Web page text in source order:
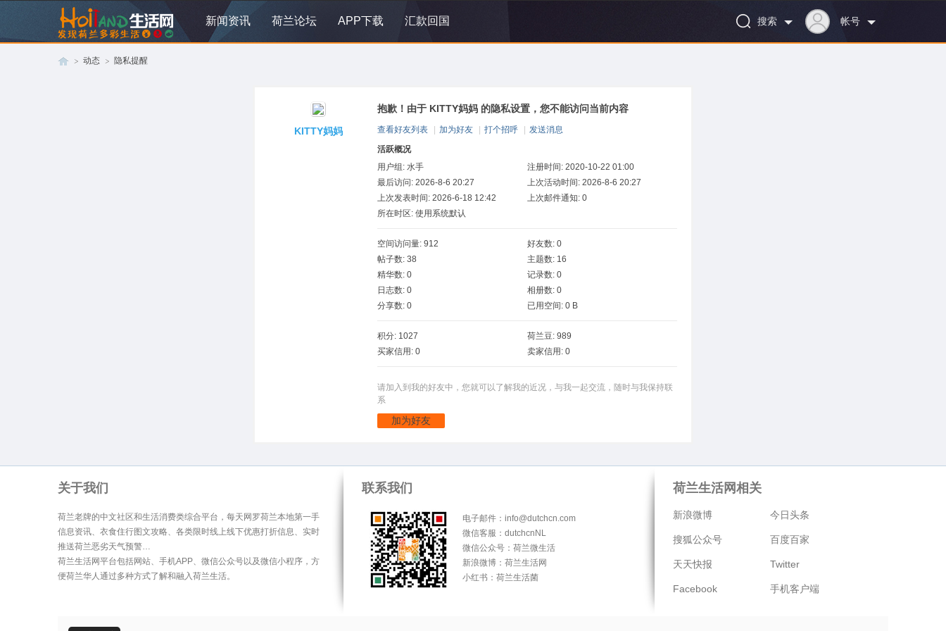
新闻资讯 荷兰论坛 APP下载 汇款回国 帐号
搜索
活
动态 隐私提醒
KITTY妈妈
抱歉！由于 KITTY妈妈 的隐私设置，您不能访问当前内容
查看好友列表 加为好友 打个招呼
发送消息
活跃概况
用户组: 水手
注册时间: 2020-10-22 01:00
最后访问: 2026-8-6 20:27
上次活动时间: 2026-8-6 20:27
上次发表时间: 2026-6-18 12:42
上次邮件通知: 0
所在时区: 使用系统默认
空间访问量: 912
好友数: 0
帖子数: 38
主题数: 16
精华数: 0
记录数: 0
日志数: 0
相册数: 0
分享数: 0
已用空间: 0 B
积分: 1027
荷兰豆: 989
买家信用: 0
卖家信用: 0
请加入到我的好友中，您就可以了解我的近况，与我一起交流，随时与我保持联
系
加为好友
关于我们
荷兰老牌的中文社区和生活消费类综合平台，每天网罗荷兰本地第一手
信息资讯、衣食住行图文攻略、各类限时线上线下优惠打折信息、实时
推送荷兰恶劣天气预警…
荷兰生活网平台包括网站、手机APP、微信公众号以及微信小程序，方
便荷兰华人通过多种方式了解和融入荷兰生活。
联系我们
电子邮件：info@dutchcn.com
微信客服：dutchcnNL
微信公众号：荷兰微生活
新浪微博：荷兰生活网
小红书：荷兰生活菌
荷兰生活网相关
新浪微博 今日头条
搜狐公众号 百度百家
天天快报 Twitter
Facebook 手机客户端